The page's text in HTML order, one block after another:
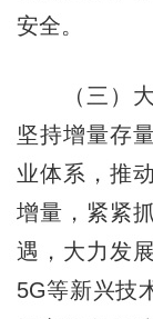
安全。
（三）大
坚持增量存
业体系，推
增量，紧紧
遇，大力发
5G等新兴技